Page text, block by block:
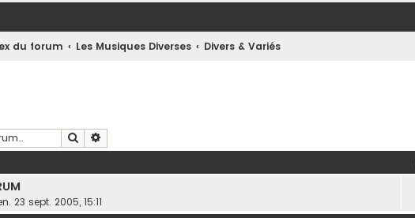
du forum Les Musiques Diverses Divers & Variés
Rechercher
23 sept. 2005, 15:11